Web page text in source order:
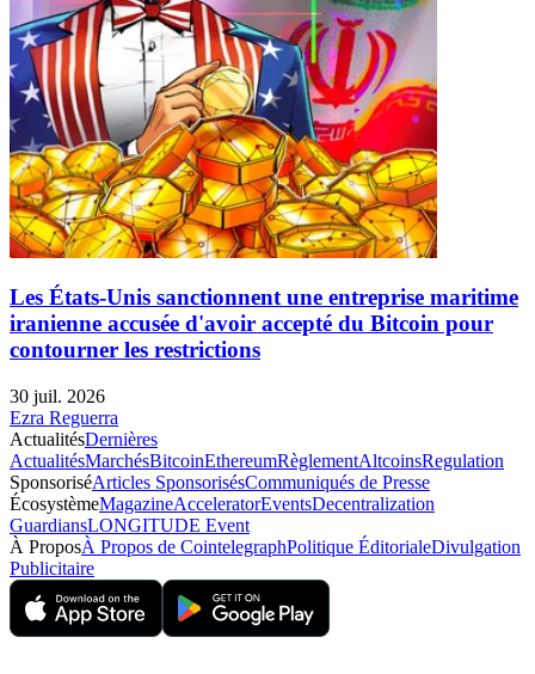
Les États-Unis sanctionnent une entreprise maritime
iranienne accusée d'avoir accepté du Bitcoin pour
contourner les restrictions
30 juil. 2026
Ezra Reguerra
ActualitésDernières
ActualitésMarchésBitcoinEthereumRèglementAltcoinsRegulation
SponsoriséArticles SponsorisésCommuniqués de Presse
ÉcosystèmeMagazineAcceleratorEventsDecentralization
GuardiansLONGITUDE Event
À ProposÀ Propos de CointelegraphPolitique ÉditorialeDivulgation
Publicitaire